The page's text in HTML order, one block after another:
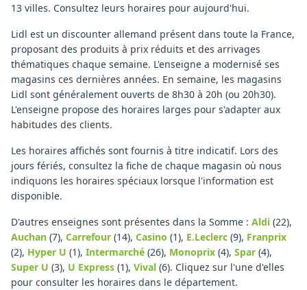
13 villes. Consultez leurs horaires pour aujourd'hui.
Lidl est un discounter allemand présent dans toute la France,
proposant des produits à prix réduits et des arrivages
thématiques chaque semaine. L'enseigne a modernisé ses
magasins ces dernières années. En semaine, les magasins
Lidl sont généralement ouverts de 8h30 à 20h (ou 20h30).
L'enseigne propose des horaires larges pour s'adapter aux
habitudes des clients.
Les horaires affichés sont fournis à titre indicatif. Lors des
jours fériés, consultez la fiche de chaque magasin où nous
indiquons les horaires spéciaux lorsque l'information est
disponible.
D'autres enseignes sont présentes dans la Somme : Aldi (22),
Auchan (7), Carrefour (14), Casino (1), E.Leclerc (9), Franprix
(2), Hyper U (1), Intermarché (26), Monoprix (4), Spar (4),
Super U (3), U Express (1), Vival (6). Cliquez sur l'une d'elles
pour consulter les horaires dans le département.